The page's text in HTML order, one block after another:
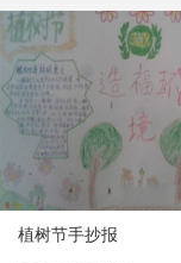
植树节手抄报